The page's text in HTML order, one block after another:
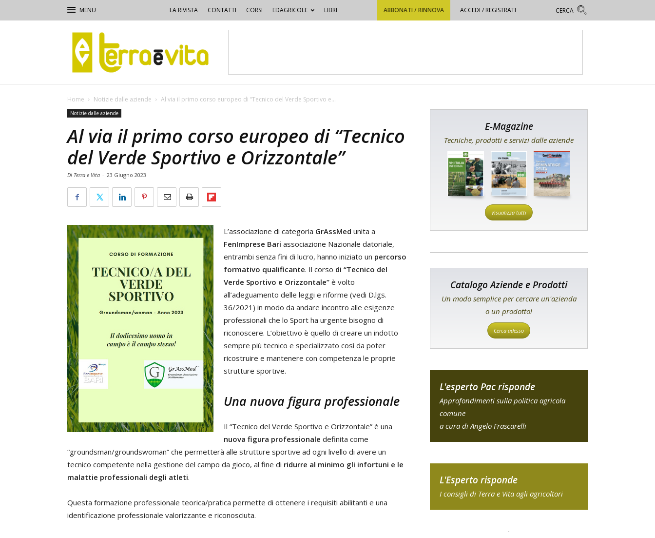
LA RIVISTA CONTATTI CORSI EDAGRICOLE LIBRI ABBONATI / RINNOVA ACCEDI / REGISTRATI
Terra
e
Vita
Home Notizie dalle aziende Al via il primo corso europeo di “Tecnico del Verde Sportivo e...
Notizie dalle aziende
Al via il primo corso europeo di “Tecnico
del Verde Sportivo e Orizzontale”
Di Terra e Vita - 23 Giugno 2023
L’associazione di categoria GrAssMed unita a
FenImprese Bari associazione Nazionale datoriale,
entrambi senza fini di lucro, hanno iniziato un percorso
formativo qualificante. Il corso di “Tecnico del
Verde Sportivo e Orizzontale” è volto
all’adeguamento delle leggi e riforme (vedi D.lgs.
36/2021) in modo da andare incontro alle esigenze
professionali che lo Sport ha urgente bisogno di
riconoscere. L’obiettivo è quello di creare un indotto
sempre più tecnico e specializzato così da poter
ricostruire e mantenere con competenza le proprie
strutture sportive.
Una nuova figura professionale
Il “Tecnico del Verde Sportivo e Orizzontale” è una
nuova figura professionale definita come
“groundsman/groundswoman” che permetterà alle strutture sportive ad ogni livello di avere un
tecnico competente nella gestione del campo da gioco, al fine di ridurre al minimo gli infortuni e le
malattie professionali degli atleti.
Questa formazione professionale teorica/pratica permette di ottenere i requisiti abilitanti e una
identificazione professionale valorizzante e riconosciuta.
E-Magazine
Tecniche, prodotti e servizi dalle aziende
Visualizza tutti
Catalogo Aziende e Prodotti
Un modo semplice per cercare un'azienda
o un prodotto!
Cerca adesso
L'esperto Pac risponde
Approfondimenti sulla politica agricola
comune
a cura di Angelo Frascarelli
L'Esperto risponde
I consigli di Terra e Vita agli agricoltori